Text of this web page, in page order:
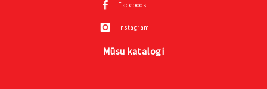
Facebook
Instagram
Mūsu katalogi